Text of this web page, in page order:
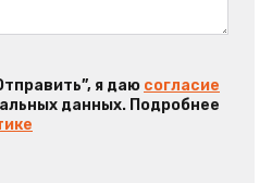
я даю согласие
данных. Подробнее